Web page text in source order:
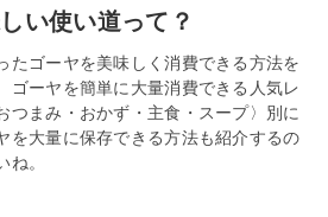
い使い道って？
たゴーヤを美味しく消費できる方法を
ゴーヤを簡単に大量消費できる人気レ
つまみ・おかず・主食・スープ〉別に
を大量に保存できる方法も紹介するの
ね。